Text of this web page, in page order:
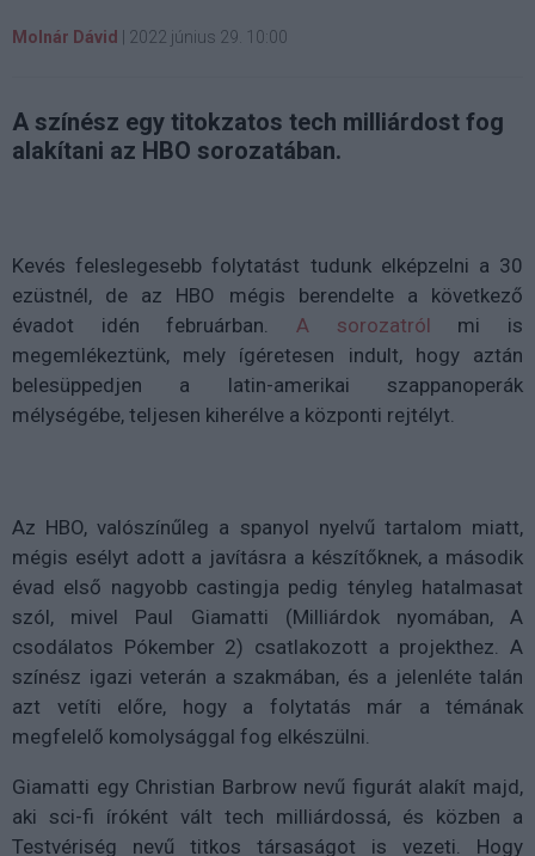
Molnár Dávid 2022 június 29. 10:00
A színész egy titokzatos tech milliárdost fog
alakítani az HBO sorozatában.
Kevés feleslegesebb folytatást tudunk elképzelni a 30
ezüstnél, de az HBO mégis berendelte a következő
évadot idén februárban. A sorozatról mi is
megemlékeztünk, mely ígéretesen indult, hogy aztán
belesüppedjen a latin-amerikai szappanoperák
mélységébe, teljesen kiherélve a központi rejtélyt.
Az HBO, valószínűleg a spanyol nyelvű tartalom miatt,
mégis esélyt adott a javításra a készítőknek, a második
évad első nagyobb castingja pedig tényleg hatalmasat
szól, mivel Paul Giamatti (Milliárdok nyomában, A
csodálatos Pókember 2) csatlakozott a projekthez. A
színész igazi veterán a szakmában, és a jelenléte talán
azt vetíti előre, hogy a folytatás már a témának
megfelelő komolysággal fog elkészülni.
Giamatti egy Christian Barbrow nevű figurát alakít majd,
aki sci-fi íróként vált tech milliárdossá, és közben a
Testvériség nevű titkos társaságot is vezeti. Hogy